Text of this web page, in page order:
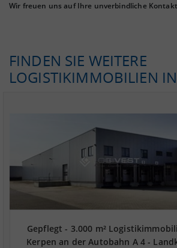
Wir freuen uns auf Ihre unverbindliche
FINDEN SIE WEITERE
LOGISTIKIMMOBILIEN
Gepflegt - 3.000 m²
Kerpen an der Autobahn A 4 -